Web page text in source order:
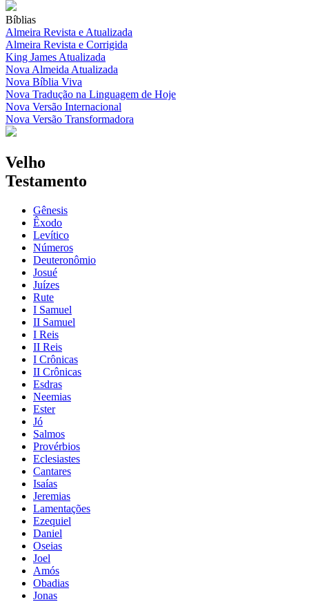
Bíblias
Almeira Revista e Atualizada
Almeira Revista e Corrigida
King James Atualizada
Nova Almeida Atualizada
Nova Bíblia Viva
Nova Tradução na Linguagem de Hoje
Nova Versão Internacional
Nova Versão Transformadora
Velho
Testamento
Gênesis
Êxodo
Levítico
Números
Deuteronômio
Josué
Juízes
Rute
I Samuel
II Samuel
I Reis
II Reis
I Crônicas
II Crônicas
Esdras
Neemias
Ester
Jó
Salmos
Provérbios
Eclesiastes
Cantares
Isaías
Jeremias
Lamentações
Ezequiel
Daniel
Oseias
Joel
Amós
Obadias
Jonas